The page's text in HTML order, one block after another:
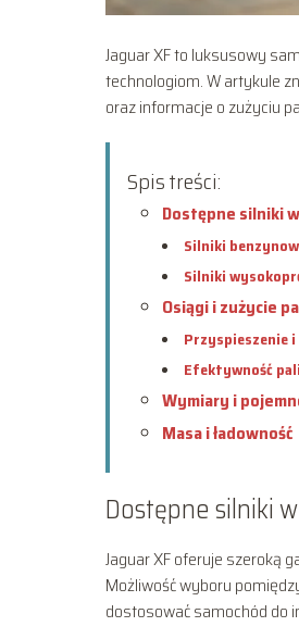
Jaguar XF to luksusowy
technologiom. W artykule
oraz informacje o zużyciu
Spis treści:
Dostępne silniki
Silniki
Silniki
Osiągi i zużycie
Przyspieszenie
Efektywność
Wymiary i
Masa i ładowność
Dostępne silniki
Jaguar XF oferuje szeroką
Możliwość wyboru
dostosować samochód do